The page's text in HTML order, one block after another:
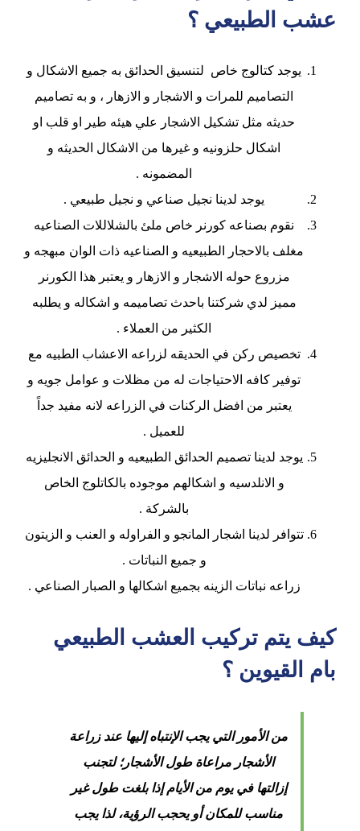
عشب الطبيعي ؟
يوجد كتالوج خاص لتنسيق الحدائق به جميع الاشكال و
التصاميم للمرات و الاشجار و الازهار ، و به تصاميم
حديثه مثل تشكيل الاشجار علي هيئه طير او قلب او
اشكال حلزونيه و غيرها من الاشكال الحديثه و
المضمونه .
يوجد لدينا نجيل صناعي و نجيل طبيعي .
نقوم بصناعه كورنر خاص ملئ بالشلاللات الصناعيه
مغلف بالاحجار الطبيعيه و الصناعيه ذات الوان مبهجه و
مزروع حوله الاشجار و الازهار و يعتبر هذا الكورنر
مميز لدي شركتنا باحدث تصاميمه و اشكاله و يطلبه
الكثير من العملاء .
تخصيص ركن في الحديقه لزراعه الاعشاب الطبيه مع
توفير كافه الاحتياجات له من مظلات و عوامل جويه و
يعتبر من افضل الركنات في الزراعه لانه مفيد جداً
للعميل .
يوجد لدينا تصميم الحدائق الطبيعيه و الحدائق الانجليزيه
و الانلدسيه و اشكالهم موجوده بالكاتلوج الخاص
بالشركة .
تتوافر لدينا اشجار المانجو و الفراوله و العنب و الزيتون
و جميع النباتات .
زراعه نباتات الزينه بجميع اشكالها و الصبار الصناعي .
كيف يتم تركيب العشب الطبيعي
بام القيوين ؟
من الأمور التي يجب الإنتباه إليها عند زراعة
الأشجار مراعاة طول الأشجار؛ لتجنب
إزالتها في يوم من الأيام إذا بلغت طول غير
مناسب للمكان أو يحجب الرؤية، لذا يجب